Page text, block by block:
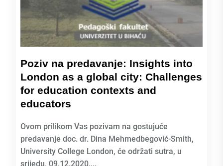
Poziv na predavanje: Insights into
London as a global city: Challenges
for education contexts and
educators
Ovom prilikom Vas pozivam na gostujuće
predavanje doc. dr. Dina Mehmedbegović-Smith,
University College London, će održati sutra, u
srijedu, 09.12.2020....